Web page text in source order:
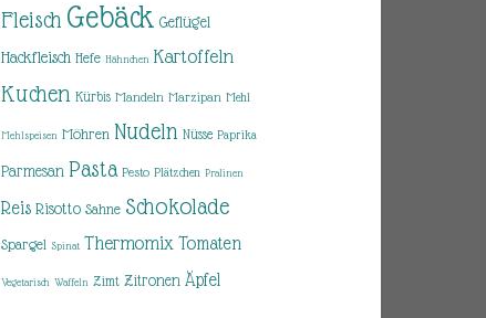
Fleisch Gebäck Geflügel
Hackfleisch Hefe Hähnchen Kartoffeln
Kuchen Kürbis Mandeln Marzipan Mehl
Mehlspeisen Möhren Nudeln Nüsse Paprika
Parmesan Pasta Pesto Plätzchen Pralinen
Reis Risotto Sahne Schokolade
Spargel Spinat Thermomix Tomaten
Vegetarisch Waffeln Zimt Zitronen Äpfel